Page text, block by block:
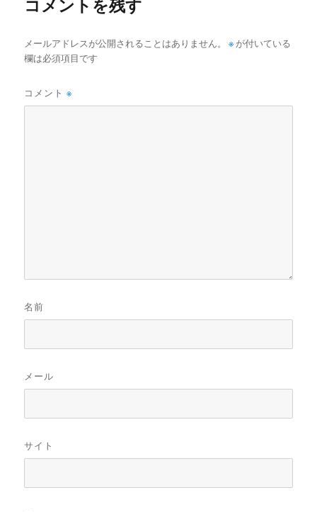
コメントを残す
メールアドレスが公開されることはありません。 ※ が付いている
欄は必須項目です
コメント※
名前
メール
サイト